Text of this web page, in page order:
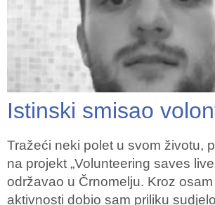
Istinski smisao
Tražeći neki polet u svom životu,
na projekt „Volunteering saves
održavao u Črnomelju. Kroz
aktivnosti dobio sam priliku